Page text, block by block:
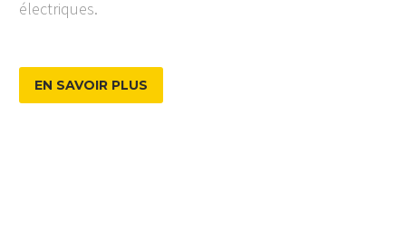
électriques.
EN SAVOIR PLUS